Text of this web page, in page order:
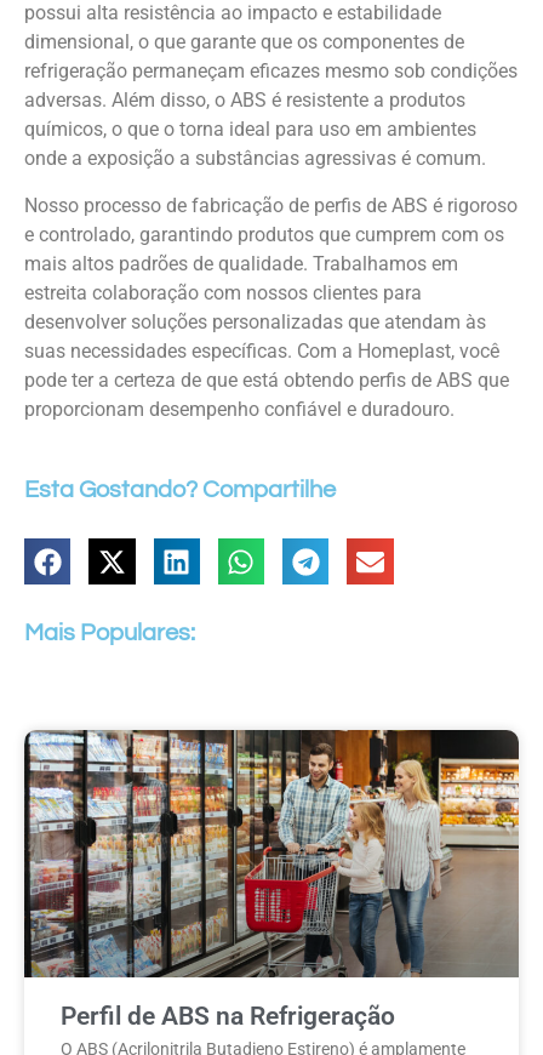
possui alta resistência ao impacto e estabilidade
dimensional, o que garante que os componentes de
refrigeração permaneçam eficazes mesmo sob condições
adversas. Além disso, o ABS é resistente a produtos
químicos, o que o torna ideal para uso em ambientes
onde a exposição a substâncias agressivas é comum.
Nosso processo de fabricação de perfis de ABS é rigoroso
e controlado, garantindo produtos que cumprem com os
mais altos padrões de qualidade. Trabalhamos em
estreita colaboração com nossos clientes para
desenvolver soluções personalizadas que atendam às
suas necessidades específicas. Com a Homeplast, você
pode ter a certeza de que está obtendo perfis de ABS que
proporcionam desempenho confiável e duradouro.
Esta Gostando? Compartilhe
Mais Populares:
Perfil de ABS na Refrigeração
O ABS (Acrilonitrila Butadieno Estireno) é amplamente